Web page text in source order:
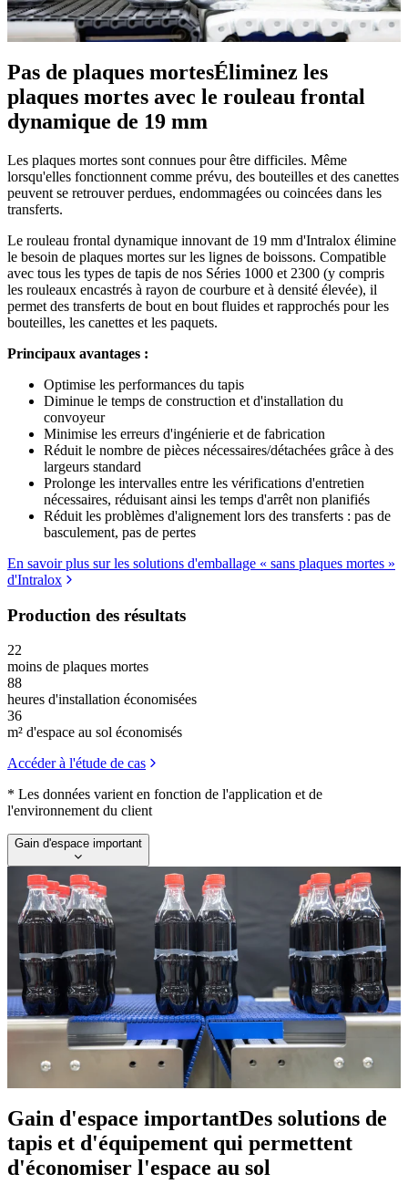
Pas de plaques mortesÉliminez les
plaques mortes avec le rouleau frontal
dynamique de 19 mm
Les plaques mortes sont connues pour être difficiles. Même
lorsqu'elles fonctionnent comme prévu, des bouteilles et des canettes
peuvent se retrouver perdues, endommagées ou coincées dans les
transferts.
Le rouleau frontal dynamique innovant de 19 mm d'Intralox élimine
le besoin de plaques mortes sur les lignes de boissons. Compatible
avec tous les types de tapis de nos Séries 1000 et 2300 (y compris
les rouleaux encastrés à rayon de courbure et à densité élevée), il
permet des transferts de bout en bout fluides et rapprochés pour les
bouteilles, les canettes et les paquets.
Principaux avantages :
Optimise les performances du tapis
Diminue le temps de construction et d'installation du
convoyeur
Minimise les erreurs d'ingénierie et de fabrication
Réduit le nombre de pièces nécessaires/détachées grâce à des
largeurs standard
Prolonge les intervalles entre les vérifications d'entretien
nécessaires, réduisant ainsi les temps d'arrêt non planifiés
Réduit les problèmes d'alignement lors des transferts : pas de
basculement, pas de pertes
En savoir plus sur les solutions d'emballage « sans plaques mortes »
d'Intralox
Production des résultats
22
moins de plaques mortes
88
heures d'installation économisées
36
m² d'espace au sol économisés
Accéder à l'étude de cas
* Les données varient en fonction de l'application et de
l'environnement du client
Gain d'espace important
Gain d'espace importantDes solutions de
tapis et d'équipement qui permettent
d'économiser l'espace au sol